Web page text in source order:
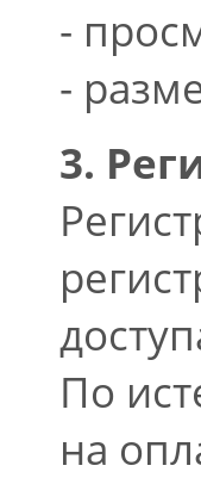
-
-
3.
По
на